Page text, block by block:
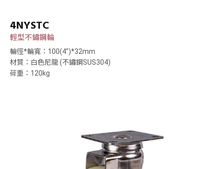
4NYSTC
輕型不鏽鋼輪
輪徑*輪寬：100(4”)*32mm
材質：白色尼龍 (不鏽鋼SUS304)
荷重：120kg